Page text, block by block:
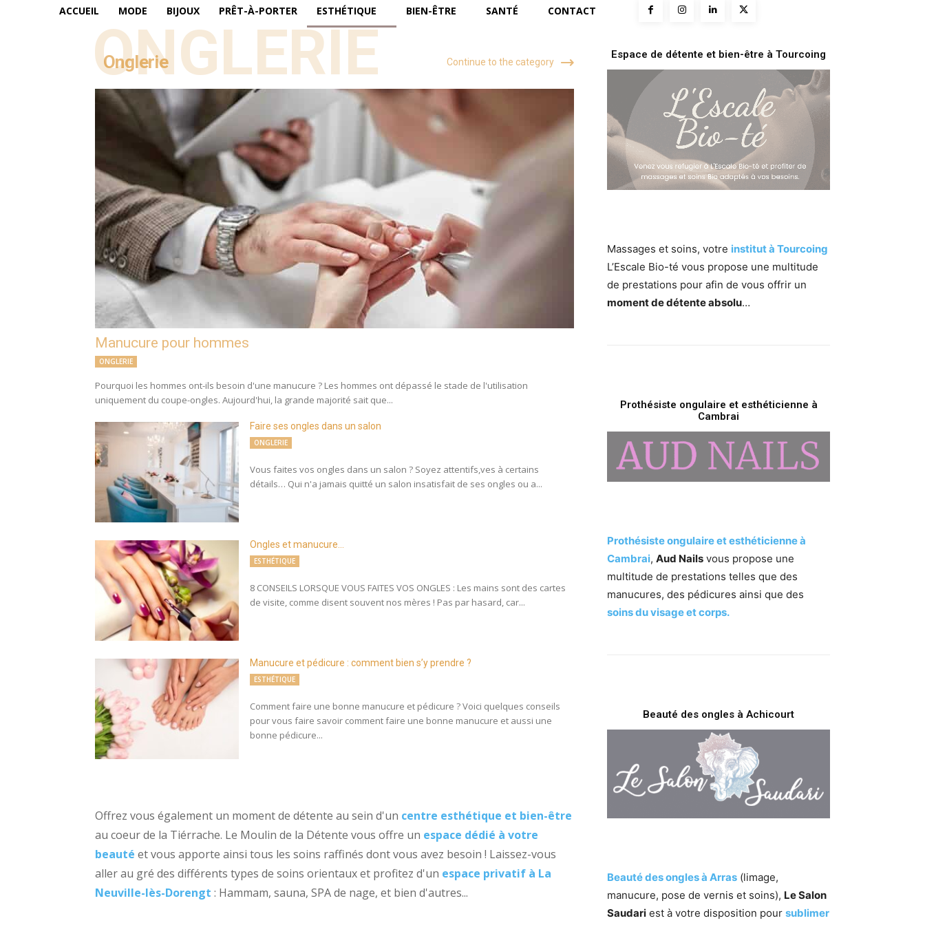
ACCUEIL MODE BIJOUX PRÊT-À-PORTER ESTHÉTIQUE BIEN-ÊTRE SANTÉ CONTACT
Onglerie
ONGLERIE Continue to the category
Manucure pour hommes
ONGLERIE
Pourquoi les hommes ont-ils besoin d'une manucure ? Les hommes ont dépassé le stade de l'utilisation
uniquement du coupe-ongles. Aujourd'hui, la grande majorité sait que...
Faire ses ongles dans un salon
ONGLERIE
Vous faites vos ongles dans un salon ? Soyez attentifs,ves à certains
détails… Qui n'a jamais quitté un salon insatisfait de ses ongles ou a...
Ongles et manucure…
ESTHÉTIQUE
8 CONSEILS LORSQUE VOUS FAITES VOS ONGLES : Les mains sont des cartes
de visite, comme disent souvent nos mères ! Pas par hasard, car...
Manucure et pédicure : comment bien s’y prendre ?
ESTHÉTIQUE
Comment faire une bonne manucure et pédicure ? Voici quelques conseils
pour vous faire savoir comment faire une bonne manucure et aussi une
bonne pédicure...
Offrez vous également un moment de détente au sein d'un centre esthétique et bien-être
au coeur de la Tiérrache. Le Moulin de la Détente vous offre un espace dédié à votre
beauté et vous apporte ainsi tous les soins raffinés dont vous avez besoin ! Laissez-vous
aller au gré des différents types de soins orientaux et profitez d'un espace privatif à La
Neuville-lès-Dorengt : Hammam, sauna, SPA de nage, et bien d'autres...
Espace de détente et bien-être à Tourcoing
Massages et soins, votre institut à Tourcoing
L’Escale Bio-té vous propose une multitude
de prestations pour afin de vous offrir un
moment de détente absolu…
Prothésiste ongulaire et esthéticienne à
Cambrai
Prothésiste ongulaire et esthéticienne à
Cambrai, Aud Nails vous propose une
multitude de prestations telles que des
manucures, des pédicures ainsi que des
soins du visage et corps.
Beauté des ongles à Achicourt
Beauté des ongles à Arras (limage,
manucure, pose de vernis et soins), Le Salon
Saudari est à votre disposition pour sublimer